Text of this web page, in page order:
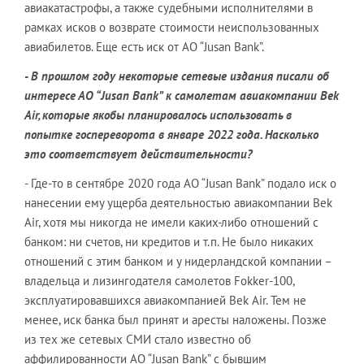
авиакатастрофы, а также судебными исполнителями в
рамках исков о возврате стоимости неиспользованных
авиабилетов. Еще есть иск от АО “Jusan Bank”.
- В прошлом году некоторые сетевые издания писали об
интересе АО “Jusan Bank” к самолетам авиакомпании Bek
Air, которые якобы планировалось использовать в
попытке госпереворота в январе 2022 года. Насколько
это соответствует действительности?
- Где-то в сентябре 2020 года АО “Jusan Bank” подало иск о
нанесении ему ущерба деятельностью авиакомпании Bek
Air, хотя мы никогда не имели каких-либо отношений с
банком: ни счетов, ни кредитов и т.п. Не было никаких
отношений с этим банком и у нидерландской компании –
владельца и лизингодателя самолетов Fokker-100,
эксплуатировавшихся авиакомпанией Bek Air. Тем не
менее, иск банка был принят и аресты наложены. Позже
из тех же сетевых СМИ стало известно об
аффилированности АО “Jusan Bank” с бывшим